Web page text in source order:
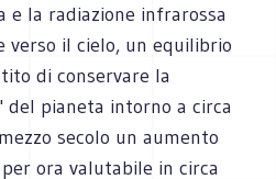
e la radiazione infrarossa
verso il cielo, un equilibrio
di conservare la
pianeta intorno a circa
secolo un aumento
ora valutabile in circa